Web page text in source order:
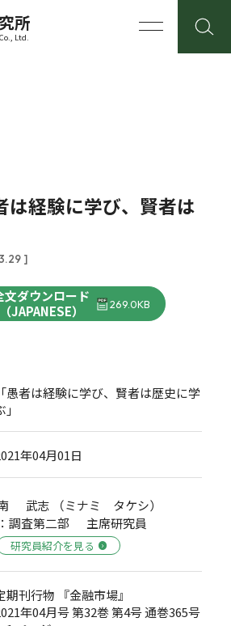
所
Ltd.
は経験に学び、賢者は
]
文ダウンロード
（JAPANESE）
269.0KB
「愚者は経験に学び、賢者は歴史に学
」
年04月01日
武志 （ミナミ タケシ）
：調査第二部 主席研究員
研究員紹介を見る
期刊行物 『金融市場』
年04月号 第32巻 第4号 通巻365号